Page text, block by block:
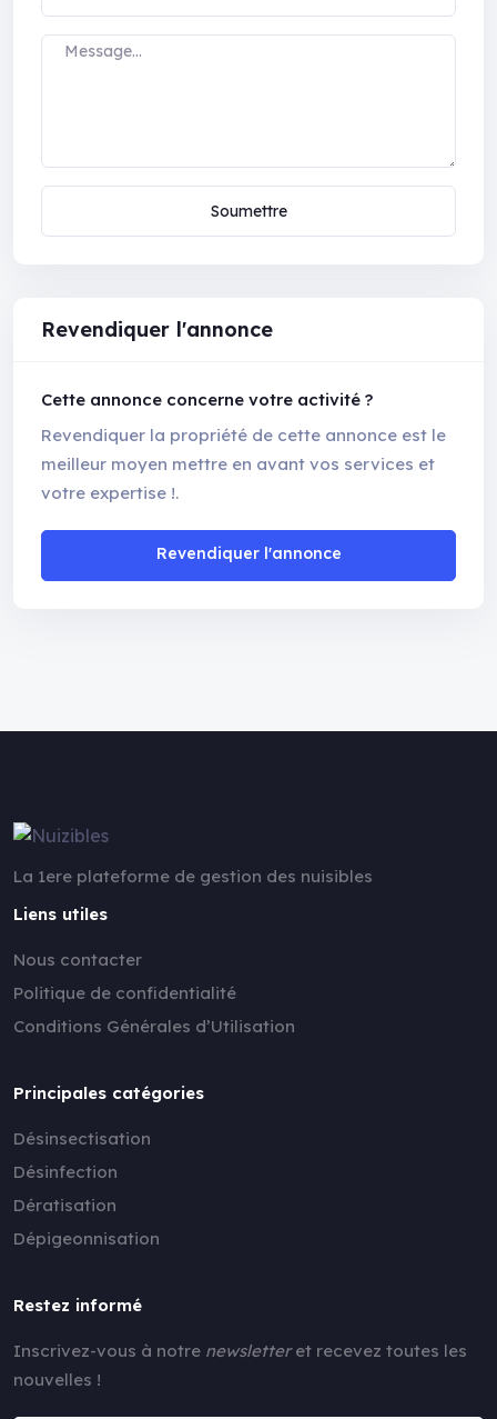
Soumettre
Revendiquer l'annonce
Cette annonce concerne votre activité ?
Revendiquer la propriété de cette annonce est le
meilleur moyen mettre en avant vos services et
votre expertise !.
Revendiquer l'annonce
La 1ere plateforme de gestion des nuisibles
Liens utiles
Nous contacter
Politique de confidentialité
Conditions Générales d’Utilisation
Principales catégories
Désinsectisation
Désinfection
Dératisation
Dépigeonnisation
Restez informé
Inscrivez-vous à notre newsletteret recevez toutes les
nouvelles !